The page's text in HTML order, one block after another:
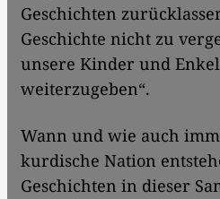
Geschichten
Geschichte nicht zu
unsere Kinder und
weiterzugeben“.
Wann und wie auch
kurdische Nation
Geschichten in dieser